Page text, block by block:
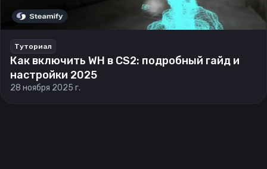
Туториал
Как включить WH в CS2: подробный гайд и
настройки 2025
28 ноября 2025 г.